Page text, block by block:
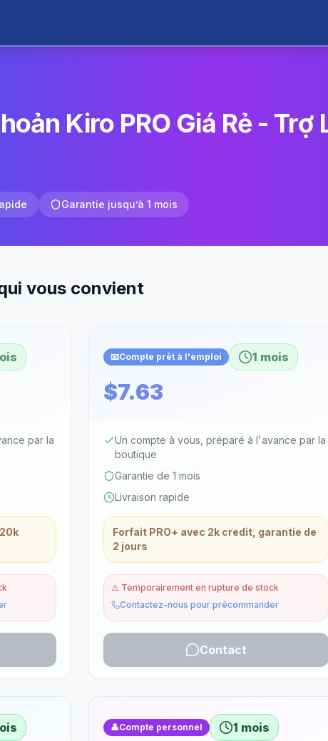
Kiro PRO Giá Rẻ -
Garantie jusqu’à 1 mois
vous convient
par la
📧Compte prêt à l'emploi 1 mois
$7.63
Un compte à vous, préparé à l'avance par la
boutique
Garantie de 1 mois
Livraison rapide
Forfait PRO+ avec 2k credit, garantie de
2 jours
⚠️ Temporairement en rupture de stock
Contactez-nous pour précommander
Contact
👤Compte personnel 1 mois